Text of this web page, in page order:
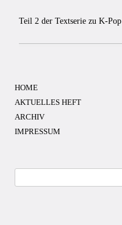
Teil 2 der Textserie zu K-Pop
HOME
AKTUELLES HEFT
ARCHIV
IMPRESSUM
nach: